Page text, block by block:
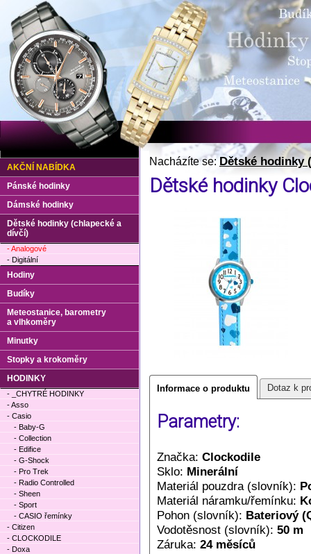
Nacházíte se:Dětské hodinky
Dětské hodinky
Informace o produktu Dotaz k
Parametry:
Značka: Clockodile
Sklo: Minerální
Materiál pouzdra (slovník):
Materiál náramku/řemínku:
Pohon (slovník): Bateriový
Vodotěsnost (slovník): 50 m
Záruka: 24 měsíců
AKČNÍ NABÍDKA
Pánské hodinky
Dámské hodinky
Dětské hodinky (chlapecké a
dívčí)
- Analogové
- Digitální
Hodiny
Budíky
Meteostanice, barometry
a vlhkoměry
Minutky
Stopky a krokoměry
HODINKY
- _CHYTRÉ HODINKY
- Asso
- Casio
- Baby-G
- Collection
- Edifice
- G-Shock
- Pro Trek
- Radio Controlled
- Sheen
- Sport
- CASIO řemínky
- Citizen
- CLOCKODILE
- Doxa